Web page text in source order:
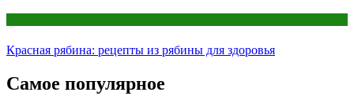
Красная рябина: рецепты из рябины для здоровья
Самое популярное